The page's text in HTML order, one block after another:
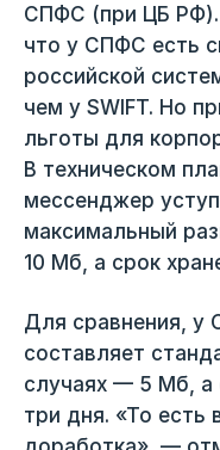
СПФС (при ЦБ РФ).
что у СПФС есть
российской
чем у SWIFT. Но
льготы для
В техническом
мессенджер
максимальный
10 Мб, а срок
Для сравнения, у
составляет
случаях — 5 Мб, а
три дня. «То есть